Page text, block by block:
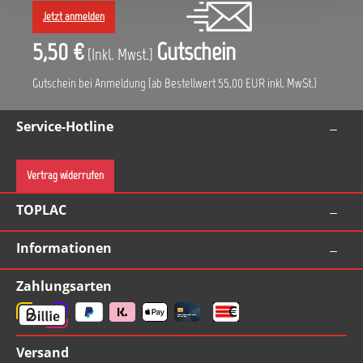
Jetzt anmelden
5,50 € (Inkl. Mwst.) Gutschein
Gutschein bei Anmeldung (ab Bestellwert 55,00 EUR inkl. MwSt.)
Service-Hotline
Vertrag widerrufen
TOPLAC
Informationen
Zahlungsarten
Versand